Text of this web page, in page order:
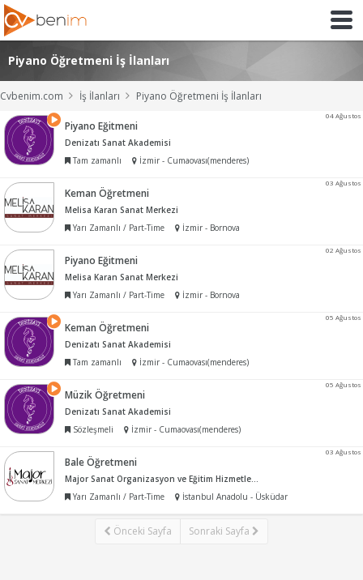
Piyano Öğretmeni İş İlanları
Cvbenim.com İş İlanları Piyano Öğretmeni İş İlanları
04 Ağustos
Piyano Eğitmeni
Denizatı Sanat Akademisi
Tam zamanlı
İzmir - Cumaovası(menderes)
03 Ağustos
Keman Öğretmeni
Melisa Karan Sanat Merkezi
Yarı Zamanlı / Part-Time
İzmir - Bornova
02 Ağustos
Piyano Eğitmeni
Melisa Karan Sanat Merkezi
Yarı Zamanlı / Part-Time
İzmir - Bornova
05 Ağustos
Keman Öğretmeni
Denizatı Sanat Akademisi
Tam zamanlı
İzmir - Cumaovası(menderes)
05 Ağustos
Müzik Öğretmeni
Denizatı Sanat Akademisi
Sözleşmeli
İzmir - Cumaovası(menderes)
03 Ağustos
Bale Öğretmeni
Major Sanat Organizasyon ve Eğitim Hizmetleri Ltd Sti
Yarı Zamanlı / Part-Time
İstanbul Anadolu - Üsküdar
Önceki Sayfa Sonraki Sayfa